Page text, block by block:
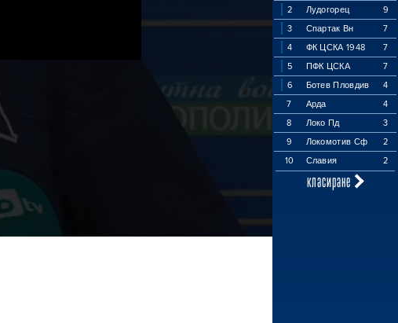
2 Лудогорец
9
3
Спартак Вн
7
4
ФК ЦСКА 1948
7
5
ПФК ЦСКА
7
6
Ботев Пловдив
4
7
Арда
4
8
Локо Пд
3
9
Локомотив Сф
2
10
Славия 2
класиране